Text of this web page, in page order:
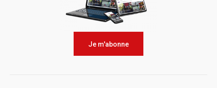
Je m'abonne